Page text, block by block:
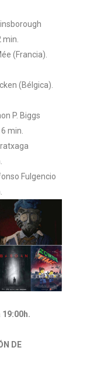
min.
(Francia).
(Bélgica).
P. Biggs
min.
Fulgencio
19:00h.
DE